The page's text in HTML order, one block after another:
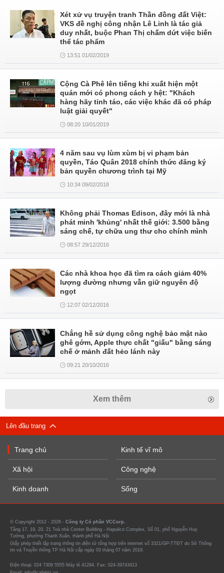
Xét xử vụ truyện tranh Thần đồng đất Việt:
VKS đề nghị công nhận Lê Linh là tác giả
duy nhất, buộc Phan Thị chấm dứt việc biến
thể tác phẩm
13:51 01/02/2019
Cộng Cà Phê lên tiếng khi xuất hiện một
quán mới có phong cách y hệt: "Khách
hàng hãy tỉnh táo, các việc khác đã có pháp
luật giải quyết"
08:20 10/01/2019
4 năm sau vụ lùm xùm bị vi phạm bản
quyền, Táo Quân 2018 chính thức đăng ký
bản quyền chương trình tại Mỹ
10:34 09/02/2018
Không phải Thomas Edison, đây mới là nhà
phát minh 'khủng' nhất thế giới: 3.500 bằng
sáng chế, tự chữa ung thư cho chính mình
08:57 29/12/2016
Các nhà khoa học đã tìm ra cách giảm 40%
lượng đường nhưng vẫn giữ nguyên độ
ngọt
12:07 02/12/2016
Chẳng hề sử dụng công nghệ bảo mật nào
ghê gớm, Apple thực chất "giấu" bằng sáng
chế ở mảnh đất hẻo lánh này
09:21 20/10/2016
Xem thêm
Lên đầu trang
Trang chủ
Xã hội
Kinh doanh
Kinh tế vĩ mô
Công nghệ
Sống
© Copyright 2012 - 2026 - Công ty Cổ phần VCCorp.
Tầng 17, 19, 20, 21 Toà nhà Center Building - Hapulico Complex, Số 01, phố Nguyễn Huy
Tưởng, phường Thanh Xuân, thành phố Hà Nội
Giấy phép thiết lập trang thông tin điện tử tổng hợp trên internet số 3321/GP-TTĐT do Sở Thông
tin và Truyền thông TP Hà Nội cấp ngày 03 tháng 07 năm 2019.
Điện thoại: 024 7309 5555 Máy lẻ 41294. Fax: 024-39743413